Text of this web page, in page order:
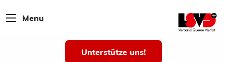
Menu
Unterstütze uns!